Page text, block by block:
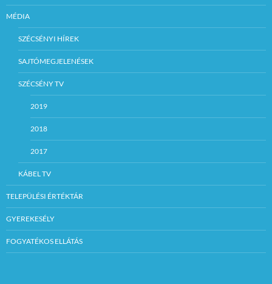
MÉDIA
SZÉCSÉNYI HÍREK
SAJTÓMEGJELENÉSEK
SZÉCSÉNY TV
2019
2018
2017
KÁBEL TV
TELEPÜLÉSI ÉRTÉKTÁR
GYEREKESÉLY
FOGYATÉKOS ELLÁTÁS